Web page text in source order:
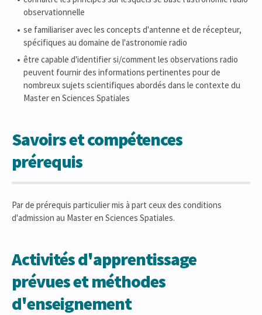
observationnelle
se familiariser avec les concepts d'antenne et de récepteur,
spécifiques au domaine de l'astronomie radio
être capable d'identifier si/comment les observations radio
peuvent fournir des informations pertinentes pour de
nombreux sujets scientifiques abordés dans le contexte du
Master en Sciences Spatiales
Savoirs et compétences
prérequis
Par de prérequis particulier mis à part ceux des conditions
d'admission au Master en Sciences Spatiales.
Activités d'apprentissage
prévues et méthodes
d'enseignement